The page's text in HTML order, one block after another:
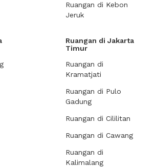
Ruangan di Kebon
Jeruk
Ruangan di Jakarta
Timur
Ruangan di
Kramatjati
Ruangan di Pulo
Gadung
Ruangan di Cililitan
Ruangan di Cawang
Ruangan di
Kalimalang